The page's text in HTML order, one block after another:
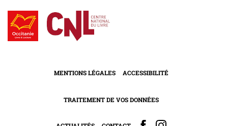
MENTIONS LÉGALES ACCESSIBILITÉ
TRAITEMENT DE VOS DONNÉES